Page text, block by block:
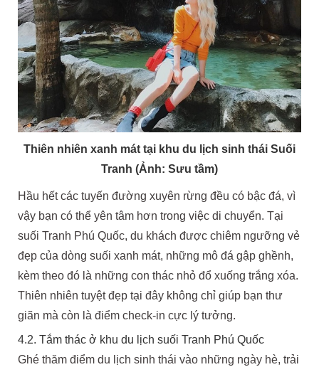
Thiên nhiên xanh mát tại khu du lịch sinh thái Suối
Tranh (Ảnh: Sưu tầm)
Hầu hết các tuyến đường xuyên rừng đều có bậc đá, vì
vậy bạn có thể yên tâm hơn trong việc di chuyển. Tại
suối Tranh Phú Quốc, du khách được chiêm ngưỡng vẻ
đẹp của dòng suối xanh mát, những mô đá gập ghềnh,
kèm theo đó là những con thác nhỏ đổ xuống trắng xóa.
Thiên nhiên tuyệt đẹp tại đây không chỉ giúp bạn thư
giãn mà còn là điểm check-in cực lý tưởng.
4.2. Tắm thác ở khu du lịch suối Tranh Phú Quốc
Ghé thăm điểm du lịch sinh thái vào những ngày hè, trải